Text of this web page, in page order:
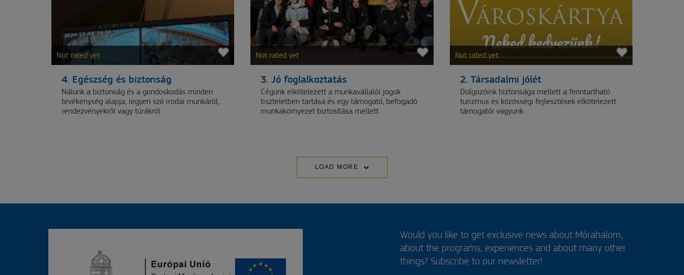
Not rated yet
4. Egészség és biztonság
Nálunk a biztonság és a gondoskodás minden
tevékenység alapja, legyen szó irodai munkáról,
rendezvényekről vagy túrákról.
Not rated yet
3. Jó foglalkoztatás
Cégünk elkötelezett a munkavállalói jogok
tiszteletben tartása és egy támogató, befogadó
munkakörnyezet biztosítása mellett.
Not rated yet
2. Társadalmi jólét
Dolgozóink biztonsága mellett a fenntartható
turizmus és közösségi fejlesztések elkötelezett
támogatói vagyunk.
LOAD MORE
Would you like to get exclusive news about Mórahalom,
about the programs, experiences and about many other
things? Subscribe to our newsletter!